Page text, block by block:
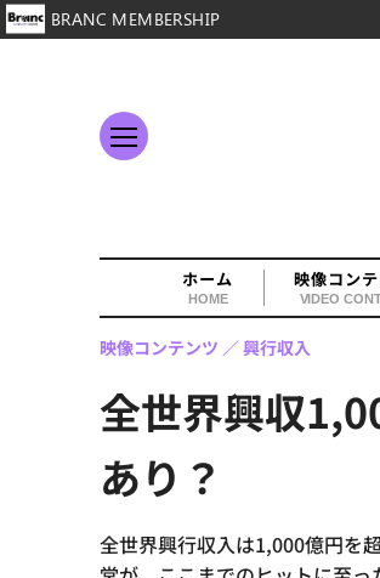
ホーム
HOME
映像コン
VIDEO
全世界興収
あり？
全世界興行収入は1,000億円を
映像コンテンツ 興行収入
BRANC MEMBERSHIP